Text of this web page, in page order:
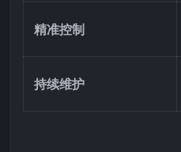
精准控制
持续维护